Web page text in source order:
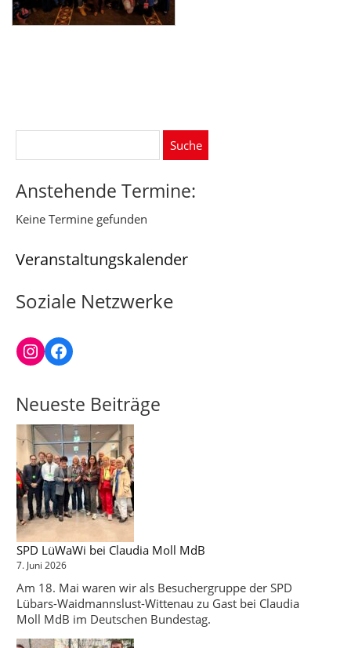
Anstehende Termine:
Keine Termine gefunden
Veranstaltungskalender
Soziale Netzwerke
Instagram
Facebook
Neueste Beiträge
SPD LüWaWi bei Claudia Moll MdB
7. Juni 2026
Am 18. Mai waren wir als Besuchergruppe der SPD
Lübars-Waidmannslust-Wittenau zu Gast bei Claudia
Moll MdB im Deutschen Bundestag.